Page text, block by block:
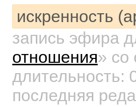
искренность
запись эфира
отношения» со
длительность:
последняя